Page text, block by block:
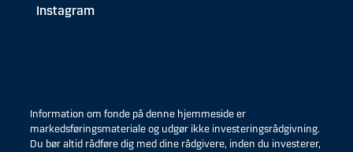
Instagram
Information om fonde på denne hjemmeside er
markedsføringsmateriale og udgør ikke investeringsrådgivning.
Du bør altid rådføre dig med dine rådgivere, inden du investerer,